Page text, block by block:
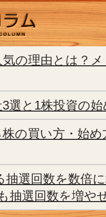
気の理由とは？
選と1株投資の
株の買い方・始
選回数を数倍
抽選回数を増や